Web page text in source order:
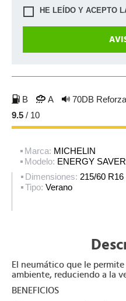
HE LEÍDO Y ACEPTO
B A 70DB
9.5 / 10
Marca: MICHELIN
Modelo: ENERGY
Dimensiones: 215/60 R16
Tipo: Verano
El neumático que le
ambiente, reduciendo a la
BENEFICIOS